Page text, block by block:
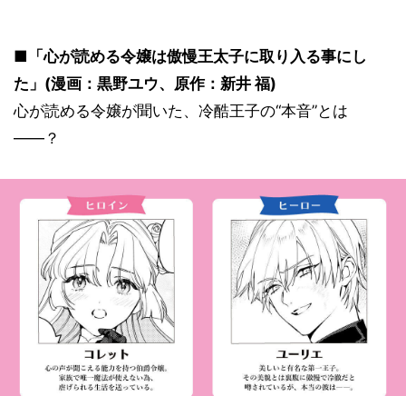
■「心が読める令嬢は傲慢王太子に取り入る事にし
た」(漫画：黒野ユウ、原作：新井 福)
心が読める令嬢が聞いた、冷酷王子の“本音”とは
――？